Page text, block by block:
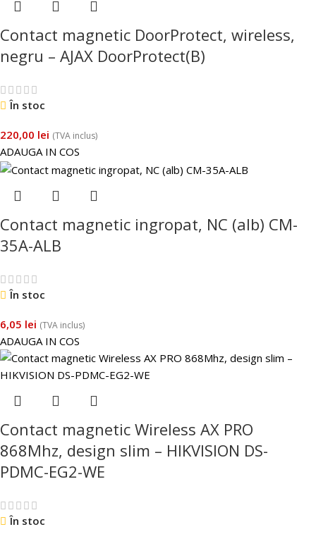
Contact magnetic DoorProtect, wireless,
negru – AJAX DoorProtect(B)
În stoc
220,00 lei (TVA inclus)
ADAUGA IN COS
Contact magnetic ingropat, NC (alb) CM-
35A-ALB
În stoc
6,05 lei (TVA inclus)
ADAUGA IN COS
Contact magnetic Wireless AX PRO
868Mhz, design slim – HIKVISION DS-
PDMC-EG2-WE
În stoc